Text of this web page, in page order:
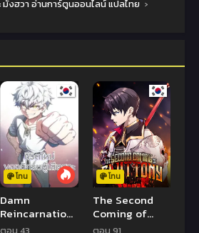
งฮวา อ่านการ์ตูนออนไลน์ แปลไทย ›
โทน
Damn
Reincarnation |
ชีวิตใหม่ของ
โทน
The Second
Coming of
Gluttony